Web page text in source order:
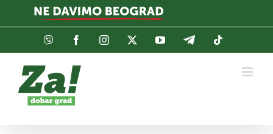
Viber FacebookInstagramTwitterYouTubeTelegram